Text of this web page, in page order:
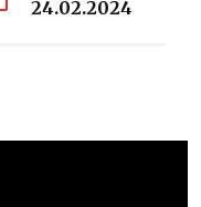
24.02.2024